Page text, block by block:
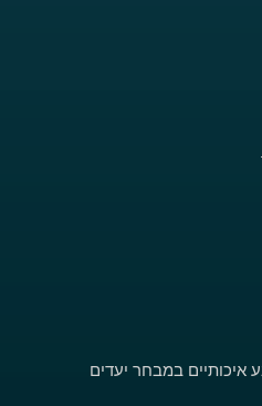
במבחר יעדים